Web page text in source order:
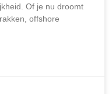
Of je nu droomt
offshore